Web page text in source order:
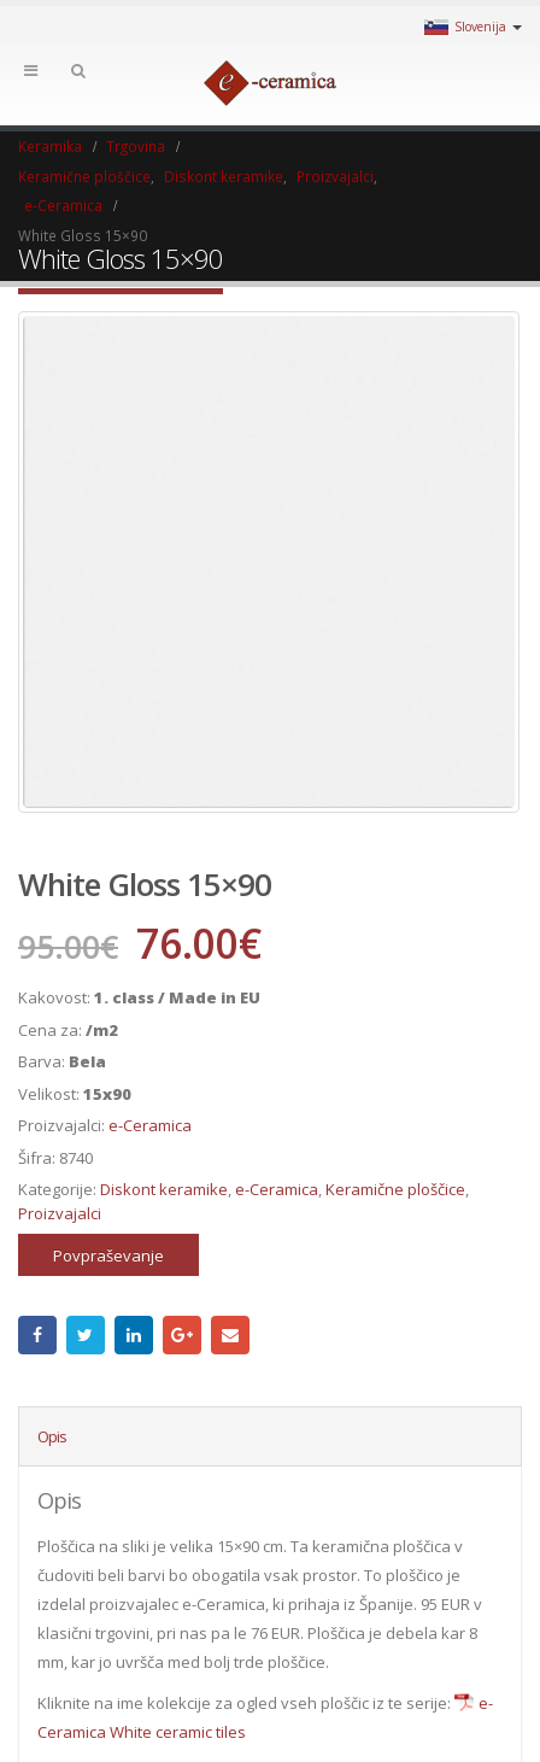
Slovenija
Keramika
Trgovina
Keramične ploščice
Diskont keramike Proizvajalci
e-Ceramica
White Gloss 15×90
White Gloss 15×90
White Gloss 15×90
95.00€ 76.00€
Kakovost: 1. class / Made in EU
Cena za: /m2
Barva: Bela
Velikost: 15x90
Proizvajalci: e-Ceramica
Šifra: 8740
Kategorije: Diskont keramike,e-Ceramica,Keramične ploščice,
Proizvajalci
Povpraševanje
Opis
Opis
Ploščica na sliki je velika 15×90 cm. Ta keramična ploščica v
čudoviti beli barvi bo obogatila vsak prostor. To ploščico je
izdelal proizvajalec e-Ceramica, ki prihaja iz Španije. 95 EUR v
klasični trgovini, pri nas pa le 76 EUR. Ploščica je debela kar 8
mm, kar jo uvršča med bolj trde ploščice.
Kliknite na ime kolekcije za ogled vseh ploščic iz te serije:
e-
Ceramica White ceramic tiles